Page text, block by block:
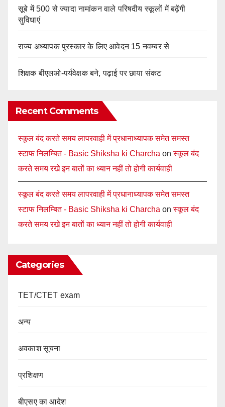
सूबे में 500 से ज्यादा नामांकन वाले परिषदीय स्कूलों में बढ़ेंगी
सुविधाएं
राज्य अध्यापक पुरस्कार के लिए आवेदन 15 नवम्बर से
शिक्षक बीएलओ-पर्यवेक्षक बने, पढ़ाई पर छाया संकट
Recent Comments
स्कूल बंद करते समय लापरवाही में प्रधानाध्यापक समेत समस्त
स्टाफ निलम्बित - Basic Shiksha ki Charcha onस्कूल बंद
करते समय रखे इन बातों का ध्यान नहीं तो होगी कार्यवाही
स्कूल बंद करते समय लापरवाही में प्रधानाध्यापक समेत समस्त
स्टाफ निलम्बित - Basic Shiksha ki Charcha onस्कूल बंद
करते समय रखे इन बातों का ध्यान नहीं तो होगी कार्यवाही
Categories
TET/CTET exam
अन्य
अवकाश सूचना
प्रशिक्षण
बीएसए का आदेश